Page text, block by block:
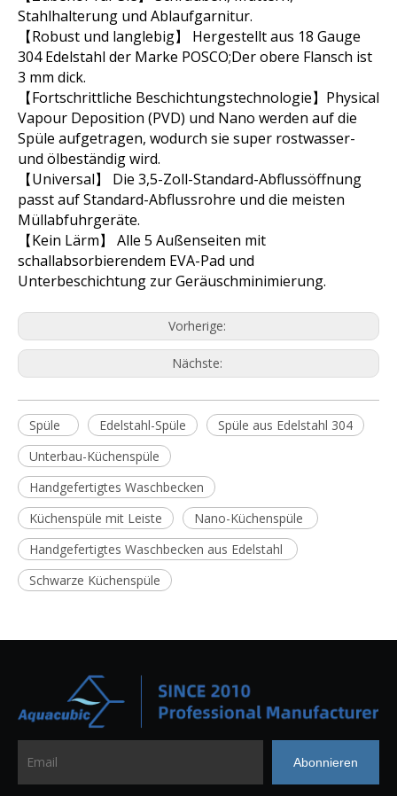
Stahlhalterung und Ablaufgarnitur.
【Robust und langlebig】 Hergestellt aus 18 Gauge
304 Edelstahl der Marke POSCO;Der obere Flansch ist
3 mm dick.
【Fortschrittliche Beschichtungstechnologie】Physical
Vapour Deposition (PVD) und Nano werden auf die
Spüle aufgetragen, wodurch sie super rostwasser-
und ölbeständig wird.
【Universal】 Die 3,5-Zoll-Standard-Abflussöffnung
passt auf Standard-Abflussrohre und die meisten
Müllabfuhrgeräte.
【Kein Lärm】 Alle 5 Außenseiten mit
schallabsorbierendem EVA-Pad und
Unterbeschichtung zur Geräuschminimierung.
Vorherige:
Nächste:
Spüle Edelstahl-Spüle
Spüle aus Edelstahl 304
Unterbau-Küchenspüle
Handgefertigtes Waschbecken
Küchenspüle mit Leiste
Nano-Küchenspüle
Handgefertigtes Waschbecken aus Edelstahl
Schwarze Küchenspüle
Abonnieren